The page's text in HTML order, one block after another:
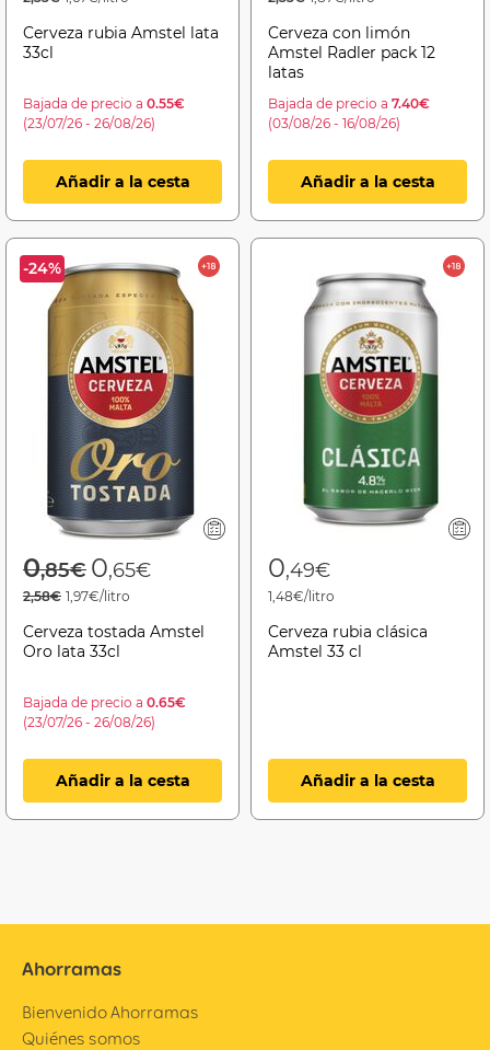
Cerveza rubia Amstel lata
33cl
Bajada de precio a 0.55€
(23/07/26 - 26/08/26)
Añadir a la cesta
Cerveza con limón
Amstel Radler pack 12
latas
Bajada de precio a 7.40€
(03/08/26 - 16/08/26)
Añadir a la cesta
-24%
Price reduced from
0,85€to
0,65€
2,58€ 1,97€/litro
Cerveza tostada Amstel
Oro lata 33cl
Bajada de precio a 0.65€
(23/07/26 - 26/08/26)
Añadir a la cesta
0,49€
1,48€/litro
Cerveza rubia clásica
Amstel 33 cl
Añadir a la cesta
Ahorramas
Bienvenido Ahorramas
Quiénes somos